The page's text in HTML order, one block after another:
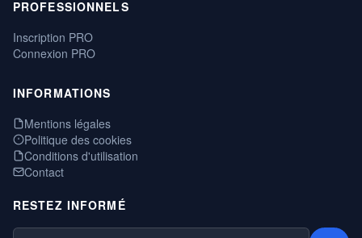
PROFESSIONNELS
Inscription PRO
Connexion PRO
INFORMATIONS
Mentions légales
Politique des cookies
Conditions d'utilisation
Contact
RESTEZ INFORMÉ